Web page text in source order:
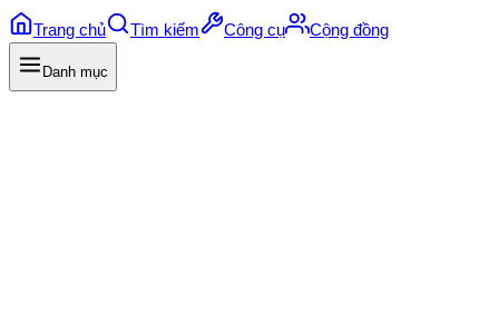
Trang chủ Tìm kiếm Công cụ Cộng đồng
Danh mục